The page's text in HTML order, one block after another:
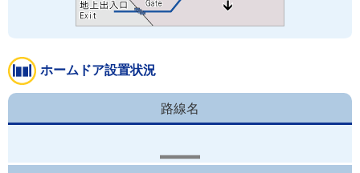
ホームドア設置状況
路線名